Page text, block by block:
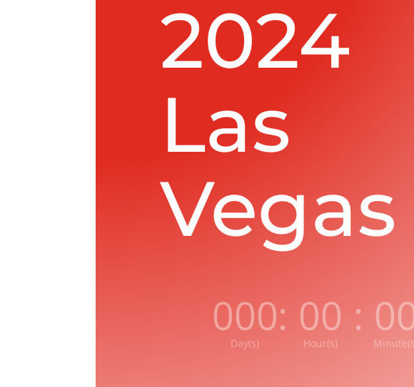
2024
Las
Vegas
000
Day(s)
: 00
Hour(s)
: